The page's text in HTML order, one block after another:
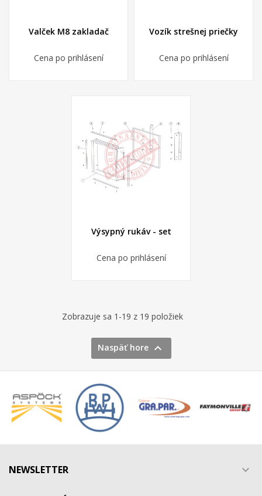
Valček M8 zakladač
Cena po prihlásení
Vozík strešnej priečky
Cena po prihlásení
Výsypný rukáv - set
Cena po prihlásení
Zobrazuje sa 1-19 z 19 položiek
Naspäť hore 
NEWSLETTER 